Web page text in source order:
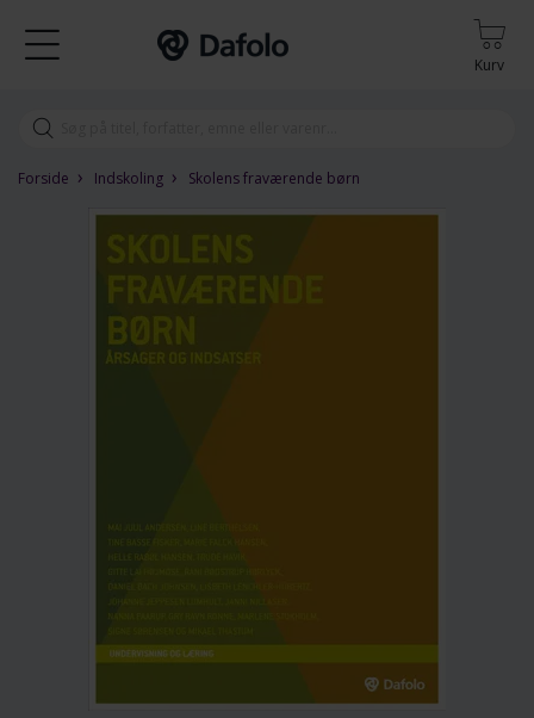
Kurv
Forside › Indskoling › Skolens fraværende børn